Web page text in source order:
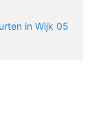
in Wijk 05